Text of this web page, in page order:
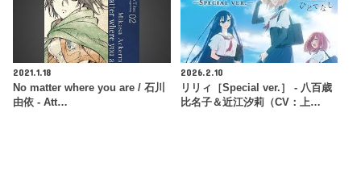
2021.1.18
No matter where you are / 石川
由依 - Att…
2026.2.10
リリィ［Special ver.］ - 八百歳
比名子＆近江汐莉（CV：上…